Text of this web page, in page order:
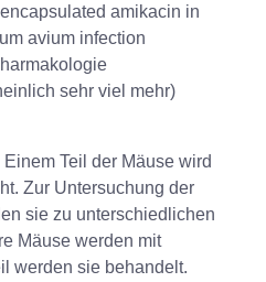
amikacin in
avium infection
sehr viel mehr)
Einem Teil der Mäuse wird
Zur Untersuchung der
sie zu unterschiedlichen
Mäuse werden mit
werden sie behandelt.